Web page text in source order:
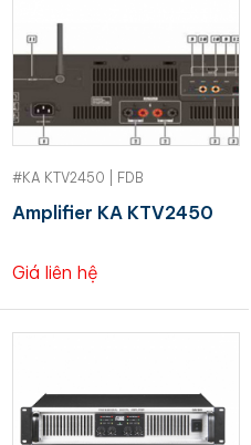
#KA KTV2450 | FDB
Amplifier KA KTV2450
Giá liên hệ